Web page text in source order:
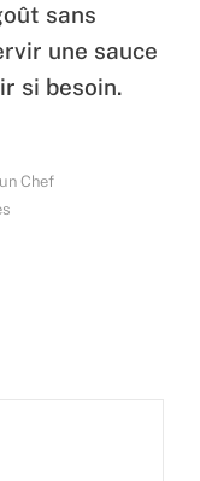
sans
une sauce
si besoin.
Chef